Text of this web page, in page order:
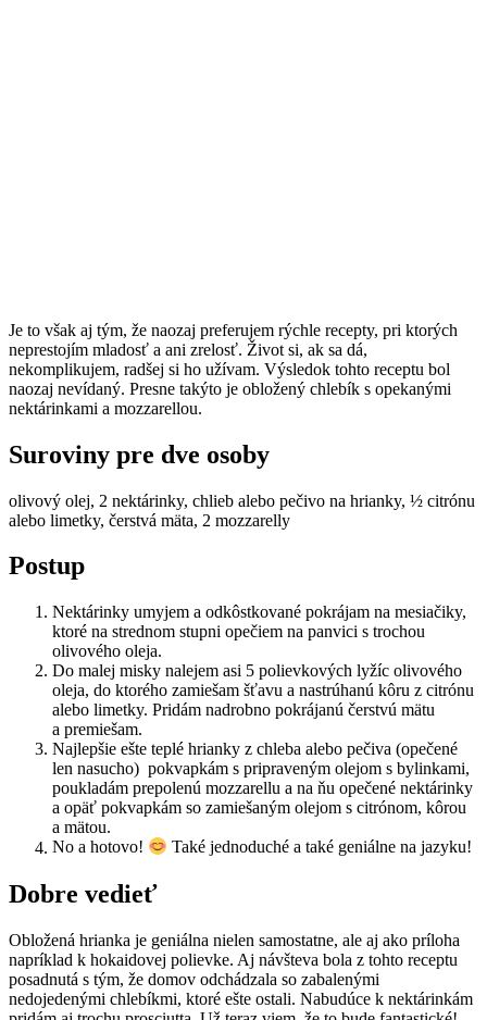
Je to však aj tým, že naozaj preferujem rýchle recepty, pri ktorých
neprestojím mladosť a ani zrelosť. Život si, ak sa dá,
nekomplikujem, radšej si ho užívam. Výsledok tohto receptu bol
naozaj nevídaný. Presne takýto je obložený chlebík s opekanými
nektárinkami a mozzarellou.
Suroviny pre dve osoby
olivový olej, 2 nektárinky, chlieb alebo pečivo na hrianky, ½ citrónu
alebo limetky, čerstvá mäta, 2 mozzarelly
Postup
Nektárinky umyjem a odkôstkované pokrájam na mesiačiky,
ktoré na strednom stupni opečiem na panvici s trochou
olivového oleja.
Do malej misky nalejem asi 5 polievkových lyžíc olivového
oleja, do ktorého zamiešam šťavu a nastrúhanú kôru z citrónu
alebo limetky. Pridám nadrobno pokrájanú čerstvú mätu
a premiešam.
Najlepšie ešte teplé hrianky z chleba alebo pečiva (opečené
len nasucho) pokvapkám s pripraveným olejom s bylinkami,
poukladám prepolenú mozzarellu a na ňu opečené nektárinky
a opäť pokvapkám so zamiešaným olejom s citrónom, kôrou
a mätou.
No a hotovo!
Také jednoduché a také geniálne na jazyku!
Dobre vedieť
Obložená hrianka je geniálna nielen samostatne, ale aj ako príloha
napríklad k hokaidovej polievke. Aj návšteva bola z tohto receptu
posadnutá s tým, že domov odchádzala so zabalenými
nedojedenými chlebíkmi, ktoré ešte ostali. Nabudúce k nektárinkám